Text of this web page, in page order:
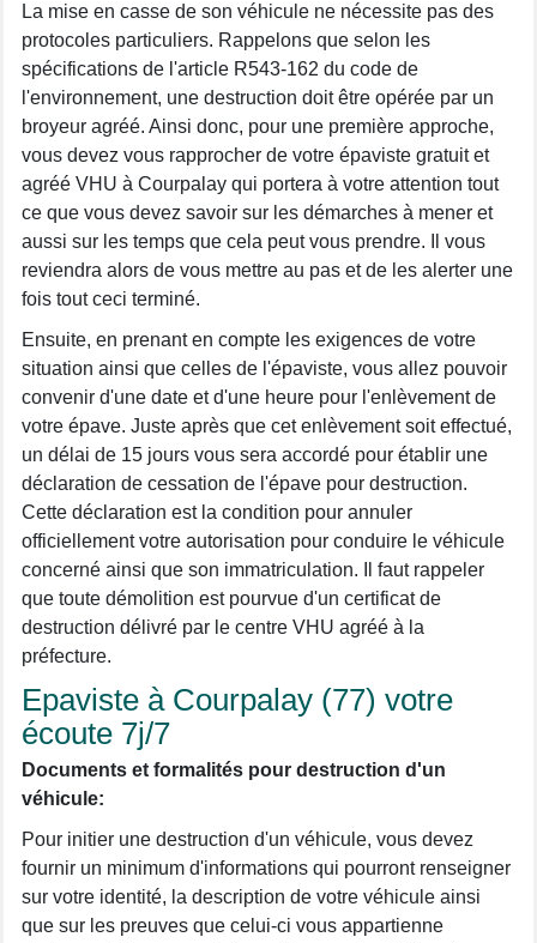
La mise en casse de son véhicule ne nécessite pas des
protocoles particuliers. Rappelons que selon les
spécifications de l'article R543-162 du code de
l'environnement, une destruction doit être opérée par un
broyeur agréé. Ainsi donc, pour une première approche,
vous devez vous rapprocher de votre épaviste gratuit et
agréé VHU à Courpalay qui portera à votre attention tout
ce que vous devez savoir sur les démarches à mener et
aussi sur les temps que cela peut vous prendre. Il vous
reviendra alors de vous mettre au pas et de les alerter une
fois tout ceci terminé.
Ensuite, en prenant en compte les exigences de votre
situation ainsi que celles de l'épaviste, vous allez pouvoir
convenir d'une date et d'une heure pour l'enlèvement de
votre épave. Juste après que cet enlèvement soit effectué,
un délai de 15 jours vous sera accordé pour établir une
déclaration de cessation de l'épave pour destruction.
Cette déclaration est la condition pour annuler
officiellement votre autorisation pour conduire le véhicule
concerné ainsi que son immatriculation. Il faut rappeler
que toute démolition est pourvue d'un certificat de
destruction délivré par le centre VHU agréé à la
préfecture.
Epaviste à Courpalay (77) votre
écoute 7j/7
Documents et formalités pour destruction d'un
véhicule:
Pour initier une destruction d'un véhicule, vous devez
fournir un minimum d'informations qui pourront renseigner
sur votre identité, la description de votre véhicule ainsi
que sur les preuves que celui-ci vous appartienne